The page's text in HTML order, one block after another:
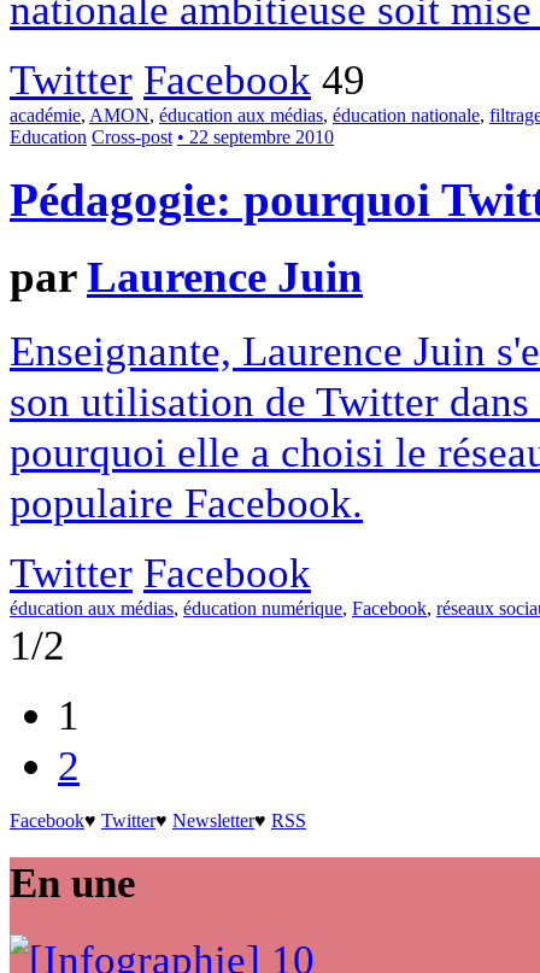
Twitter Facebook 49
académie, AMON, éducation aux médias, éducation nationale,
Education Cross-post • 22 septembre 2010
Pédagogie: pourquoi
parLaurence Juin
Enseignante, Laurence Juin
son utilisation de Twitter
pourquoi elle a choisi le
populaire Facebook.
Twitter Facebook
éducation aux médias, éducation numérique, Facebook, réseaux
1/2
1
2
Facebook♥ Twitter♥ Newsletter♥ RSS
En une